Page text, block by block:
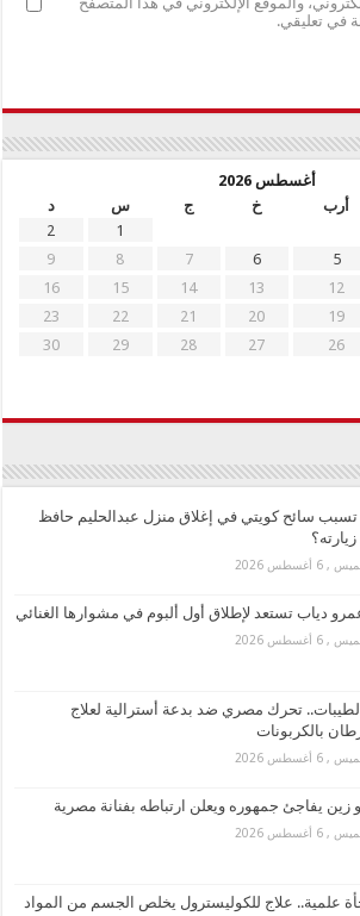
في تعليقي.
أغسطس 2026
أرب خ ج س
د
1
2
5
6
7
8
9
12
13
14
15
16
19
20
21
22
23
26
27
28
29
30
سائح كويتي في إغلاق منزل عبدالحليم حافظ
, 6 أغسطس 2026
دياب تستعد لإطلاق أول ألبوم في مشوارها الغنائي
, 6 أغسطس 2026
تحرك مصري ضد بدعة أسترالية لعلاج
بالكربونات
, 6 أغسطس 2026
زين يفاجئ جمهوره ويعلن ارتباطه بفنانة مصرية
, 6 أغسطس 2026
علمية.. علاج للكوليسترول يخلص الجسم من المواد